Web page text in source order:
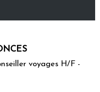
voyages H/F -